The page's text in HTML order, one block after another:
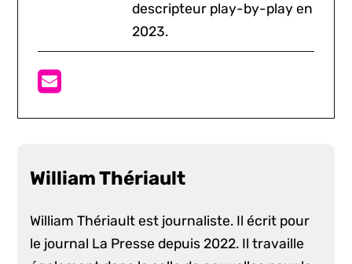
descripteur play-by-play en
2023.
William Thériault
William Thériault est journaliste. Il écrit pour
le journal La Presse depuis 2022. Il travaille